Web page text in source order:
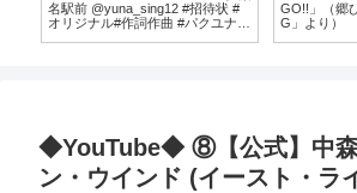
名駅前 @yuna_sing12 #招待状 #
オリジナル#作詞作曲 #パクユナ
GO!!」（郷
G」より）
◆YouTube◆ ⑧【公式】中森
ン・ウインド (イースト・ラ